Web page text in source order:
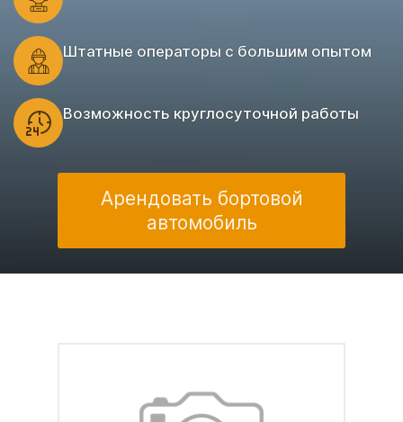
Штатные операторы с большим опытом
Возможность круглосуточной работы
Арендовать бортовой
автомобиль